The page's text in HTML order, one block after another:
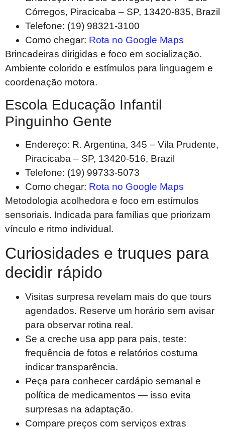
Córregos, Piracicaba – SP, 13420-835, Brazil
Telefone: (19) 98321-3100
Como chegar: Rota no Google Maps
Brincadeiras dirigidas e foco em socialização.
Ambiente colorido e estímulos para linguagem e
coordenação motora.
Escola Educação Infantil
Pinguinho Gente
Endereço: R. Argentina, 345 – Vila Prudente,
Piracicaba – SP, 13420-516, Brazil
Telefone: (19) 99733-5073
Como chegar: Rota no Google Maps
Metodologia acolhedora e foco em estímulos
sensoriais. Indicada para famílias que priorizam
vínculo e ritmo individual.
Curiosidades e truques para
decidir rápido
Visitas surpresa revelam mais do que tours
agendados. Reserve um horário sem avisar
para observar rotina real.
Se a creche usa app para pais, teste:
frequência de fotos e relatórios costuma
indicar transparência.
Peça para conhecer cardápio semanal e
política de medicamentos — isso evita
surpresas na adaptação.
Compare preços com serviços extras